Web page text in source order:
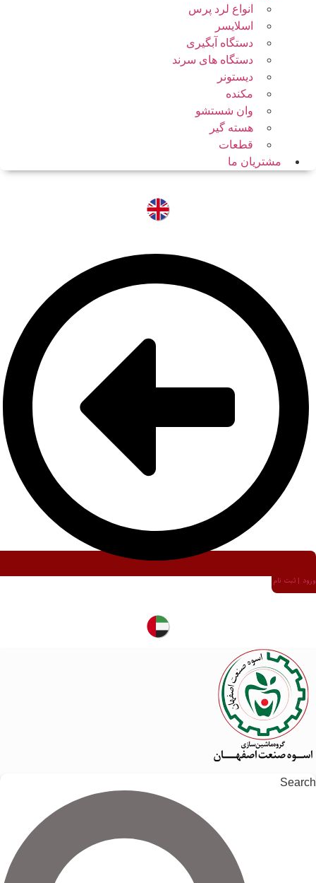
انواع لرد پرس
اسلایسر
دستگاه آبگیری
دستگاه های سرند
دیستونر
مکنده
وان شستشو
هسته گیر
قطعات
مشتریان ما
ورود | ثبت نام
Search